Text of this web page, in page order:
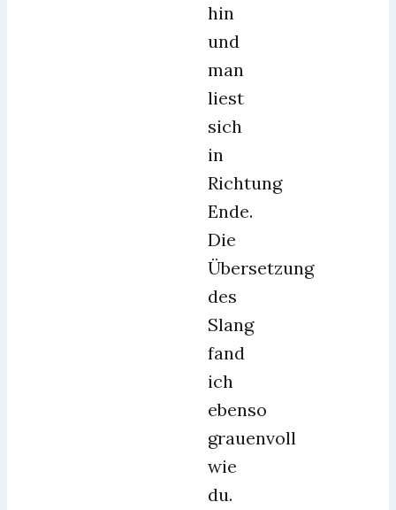
hin
und
man
liest
sich
in
Richtung
Ende.
Die
Übersetzung
des
Slang
fand
ich
ebenso
grauenvoll
wie
du.